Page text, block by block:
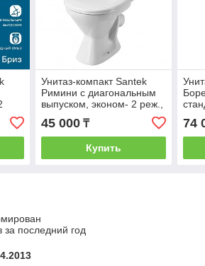
Унитаз-компакт Santek
Римини с диагональным
выпуском, эконом- 2 реж.,
1WH501523
45 000₸
Купить
74
последний год